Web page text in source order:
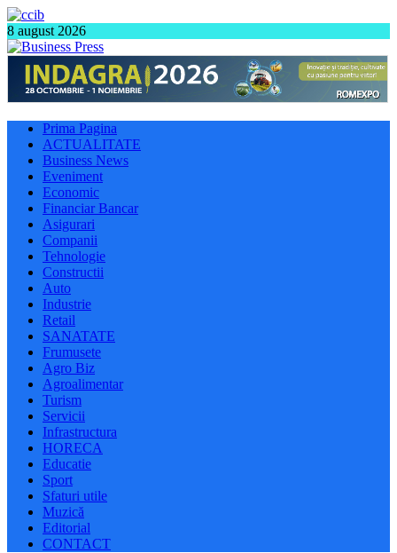
8 august 2026
Prima Pagina
ACTUALITATE
Business News
Eveniment
Economic
Financiar Bancar
Asigurari
Companii
Tehnologie
Constructii
Auto
Industrie
Retail
SANATATE
Frumusete
Agro Biz
Agroalimentar
Turism
Servicii
Infrastructura
HORECA
Educatie
Sport
Sfaturi utile
Muzică
Editorial
CONTACT